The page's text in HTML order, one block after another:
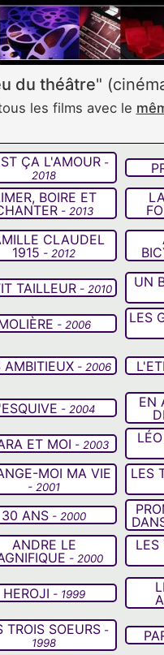
du théâtre"
les films avec le
ÇA L'AMOUR-
2018
BOIRE ET
- 2013
CLAUDEL
1915 - 2012
TAILLEUR- 2010 UN
- 2006 LES
AMBITIEUX- 2006
- 2004
EN
ET MOI - 2003
MOI MA VIE
- 2001
LES
30 ANS - 2000
ANDRE LE
- 2000
LES
HEROJI - 1999
TROIS SOEURS-
1998